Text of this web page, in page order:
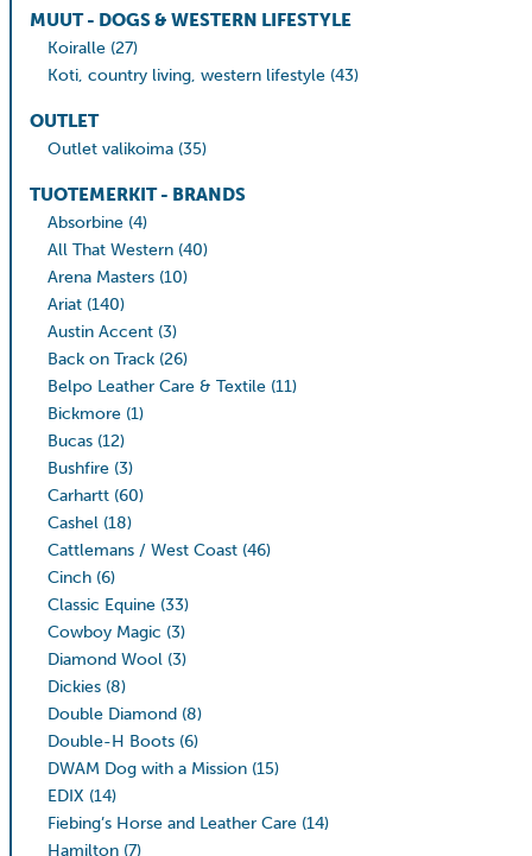
MUUT - DOGS & WESTERN LIFESTYLE
Koiralle (27)
Koti, country living, western lifestyle (43)
OUTLET
Outlet valikoima (35)
TUOTEMERKIT - BRANDS
Absorbine (4)
All That Western (40)
Arena Masters (10)
Ariat (140)
Austin Accent (3)
Back on Track (26)
Belpo Leather Care & Textile (11)
Bickmore (1)
Bucas (12)
Bushfire (3)
Carhartt (60)
Cashel (18)
Cattlemans / West Coast (46)
Cinch (6)
Classic Equine (33)
Cowboy Magic (3)
Diamond Wool (3)
Dickies (8)
Double Diamond (8)
Double-H Boots (6)
DWAM Dog with a Mission (15)
EDIX (14)
Fiebing’s Horse and Leather Care (14)
Hamilton (7)